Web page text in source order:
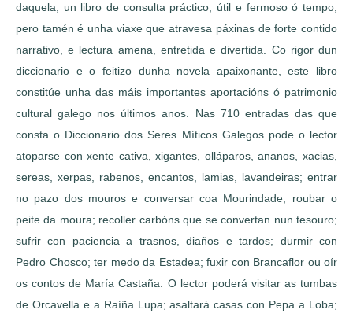
daquela, un libro de consulta práctico, útil e fermoso ó tempo,
pero tamén é unha viaxe que atravesa páxinas de forte contido
narrativo, e lectura amena, entretida e divertida. Co rigor dun
diccionario e o feitizo dunha novela apaixonante, este libro
constitúe unha das máis importantes aportacións ó patrimonio
cultural galego nos últimos anos. Nas 710 entradas das que
consta o Diccionario dos Seres Míticos Galegos pode o lector
atoparse con xente cativa, xigantes, olláparos, ananos, xacias,
sereas, xerpas, rabenos, encantos, lamias, lavandeiras; entrar
no pazo dos mouros e conversar coa Mourindade; roubar o
peite da moura; recoller carbóns que se convertan nun tesouro;
sufrir con paciencia a trasnos, diaños e tardos; durmir con
Pedro Chosco; ter medo da Estadea; fuxir con Brancaflor ou oír
os contos de María Castaña. O lector poderá visitar as tumbas
de Orcavella e a Raíña Lupa; asaltará casas con Pepa a Loba;